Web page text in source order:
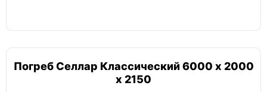
Погреб Селлар Классический 6000 х 2000
х 2150